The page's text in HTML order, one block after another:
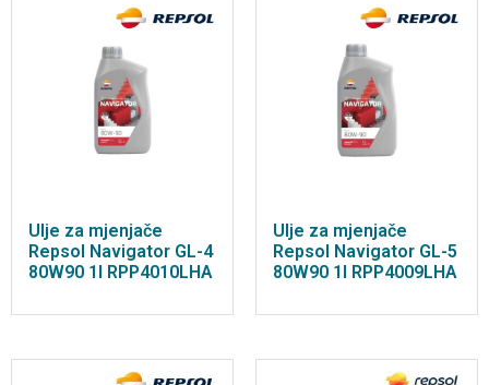
Ulje za mjenjače
Repsol Navigator GL-4
80W90 1l RPP4010LHA
Ulje za mjenjače
Repsol Navigator GL-5
80W90 1l RPP4009LHA